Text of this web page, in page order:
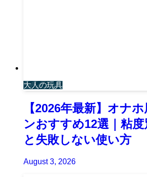
大人の玩具
【2026年最新】オナ
ンおすすめ12選｜粘
と失敗しない使い方
August 3, 2026